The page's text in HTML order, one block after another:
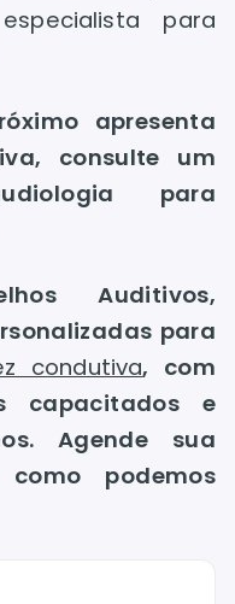
para
apresenta
consulte um
para
Auditivos,
para
condutiva, com
capacitados e
Agende sua
podemos